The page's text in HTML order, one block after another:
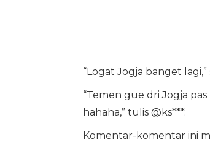
“Logat Jogja banget
“Temen gue dri Jogja
hahaha,” tulis @ks***.
Komentar-komentar ini